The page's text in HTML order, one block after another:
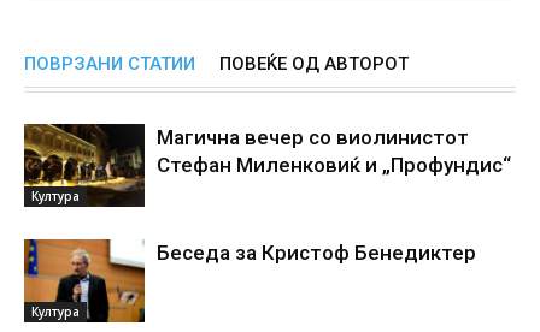
ПОВРЗАНИ СТАТИИ ПОВЕЌЕ ОД АВТОРОТ
Култура
Магична вечер со виолинистот
Стефан Миленковиќ и „Профундис“
Култура
Беседа за Кристоф Бенедиктер